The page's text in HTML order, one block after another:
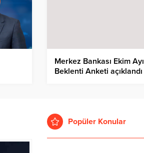
Merkez Bankası Ekim Ayı
Beklenti Anketi açıklandı
Popüler Konular